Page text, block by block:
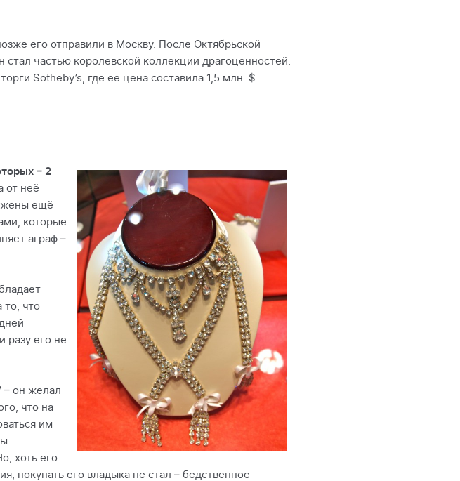
его отправили в Москву. После Октябрьской
стал частью королевской коллекции драгоценностей.
Sotheby’s, где её цена составила 1,5 млн. $.
– 2
от неё
ещё
которые
аграф –
то, что
разу его не
– он желал
что на
им
хоть его
покупать его владыка не стал – бедственное